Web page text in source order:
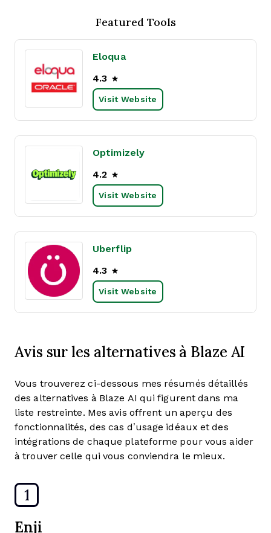
Featured Tools
Eloqua
4.3
Visit Website
Optimizely
4.2
Visit Website
Uberflip
4.3
Visit Website
Avis sur les alternatives à Blaze AI
Vous trouverez ci-dessous mes résumés détaillés
des alternatives à Blaze AI qui figurent dans ma
liste restreinte. Mes avis offrent un aperçu des
fonctionnalités, des cas d’usage idéaux et des
intégrations de chaque plateforme pour vous aider
à trouver celle qui vous conviendra le mieux.
1
Enji